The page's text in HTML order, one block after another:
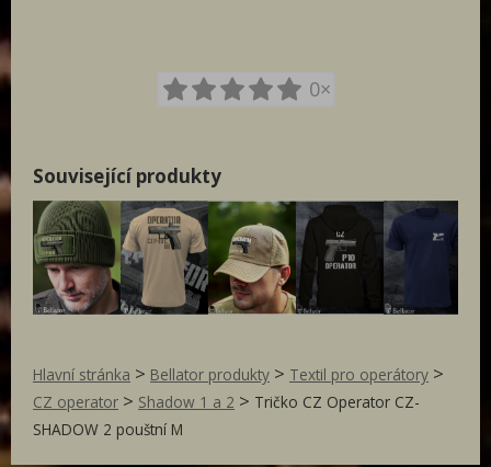
0×
Související produkty
Hlavní stránka > Bellator produkty > Textil pro operátory >
CZ operator > Shadow 1 a 2 > Tričko CZ Operator CZ-
SHADOW 2 pouštní M